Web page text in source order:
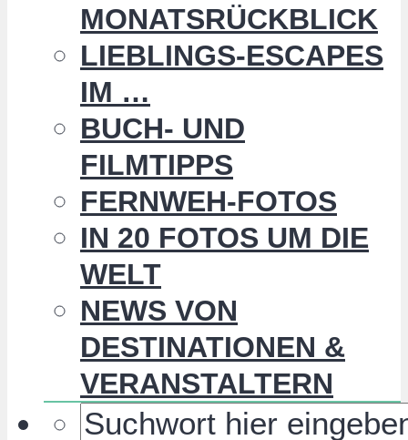
MONATSRÜCKBLICK
LIEBLINGS-ESCAPES
IM …
BUCH- UND
FILMTIPPS
FERNWEH-FOTOS
IN 20 FOTOS UM DIE
WELT
NEWS VON
DESTINATIONEN &
VERANSTALTERN